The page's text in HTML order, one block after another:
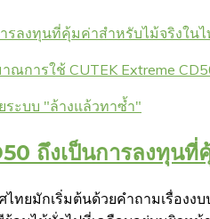
รลงทุนที่คุ้มค่าสำหรับไม้จริงในไ
การใช้ CUTEK Extreme
ระบบ "ล้างแล้วทาซ้ำ"
ถึงเป็นการลงทุนที่
ยมักเริ่มต้นด้วยคำถามเรื่องง